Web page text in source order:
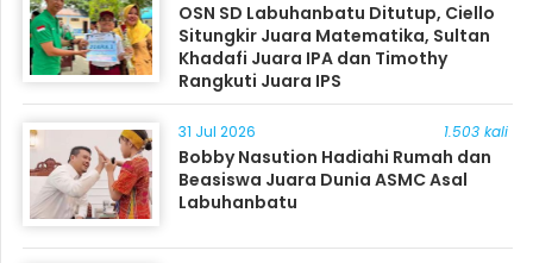
OSN SD Labuhanbatu Ditutup, Ciello
Situngkir Juara Matematika, Sultan
Khadafi Juara IPA dan Timothy
Rangkuti Juara IPS
31 Jul 2026 1.503 kali
Bobby Nasution Hadiahi Rumah dan
Beasiswa Juara Dunia ASMC Asal
Labuhanbatu